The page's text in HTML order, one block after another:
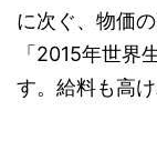
に次ぐ、物価
「2015年世界
す。給料も高